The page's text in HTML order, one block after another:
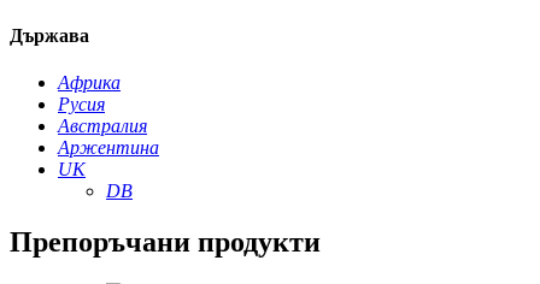
Държава
Африка
Русия
Австралия
Аржентина
UK
DB
Препоръчани продукти